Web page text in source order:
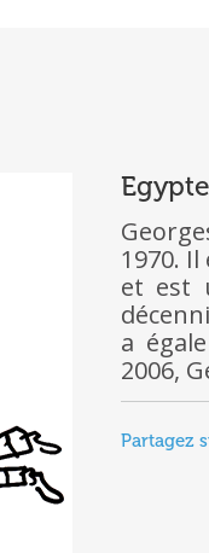
Egypte
1970.
et est
a
2006,
Partagez